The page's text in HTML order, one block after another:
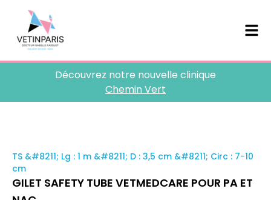
Découvrez notre nouvelle clinique
Chemin Vert
TS &#8211; Lg : 1 m &#8211; D : 3,5 cm &#8211; Circ : 7-10
cm
GILET SAFETY TUBE VETMEDCARE POUR PA ET